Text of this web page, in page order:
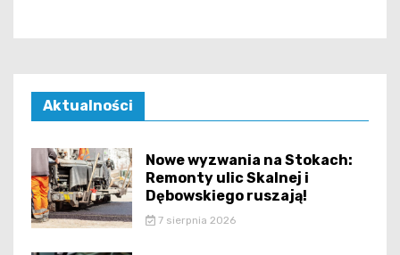
Aktualności
Nowe wyzwania na Stokach:
Remonty ulic Skalnej i
Dębowskiego ruszają!
7 sierpnia 2026